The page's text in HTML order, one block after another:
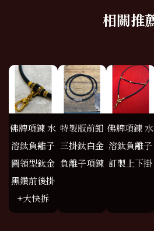
佛牌項鍊 水
溶鈦負離子
圓領型鈦金
黑鑽前後掛
+大快拆
特製版前釦
三掛鈦白金
負離子項鍊
佛牌項鍊 水
溶鈦負離子
訂製上下掛